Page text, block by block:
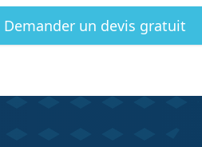
Demander un devis gratuit